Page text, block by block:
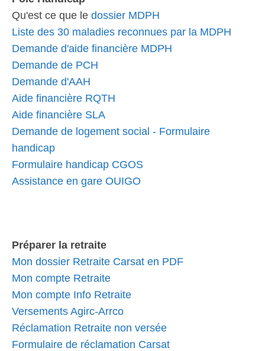
Qu'est ce que le dossier MDPH
Liste des 30 maladies reconnues par la MDPH
Demande d'aide financière MDPH
Demande de PCH
Demande d'AAH
Aide financière RQTH
Aide financière SLA
Demande de logement social - Formulaire
handicap
Formulaire handicap CGOS
Assistance en gare OUIGO
Préparer la retraite
Mon dossier Retraite Carsat en PDF
Mon compte Retraite
Mon compte Info Retraite
Versements Agirc-Arrco
Réclamation Retraite non versée
Formulaire de réclamation Carsat